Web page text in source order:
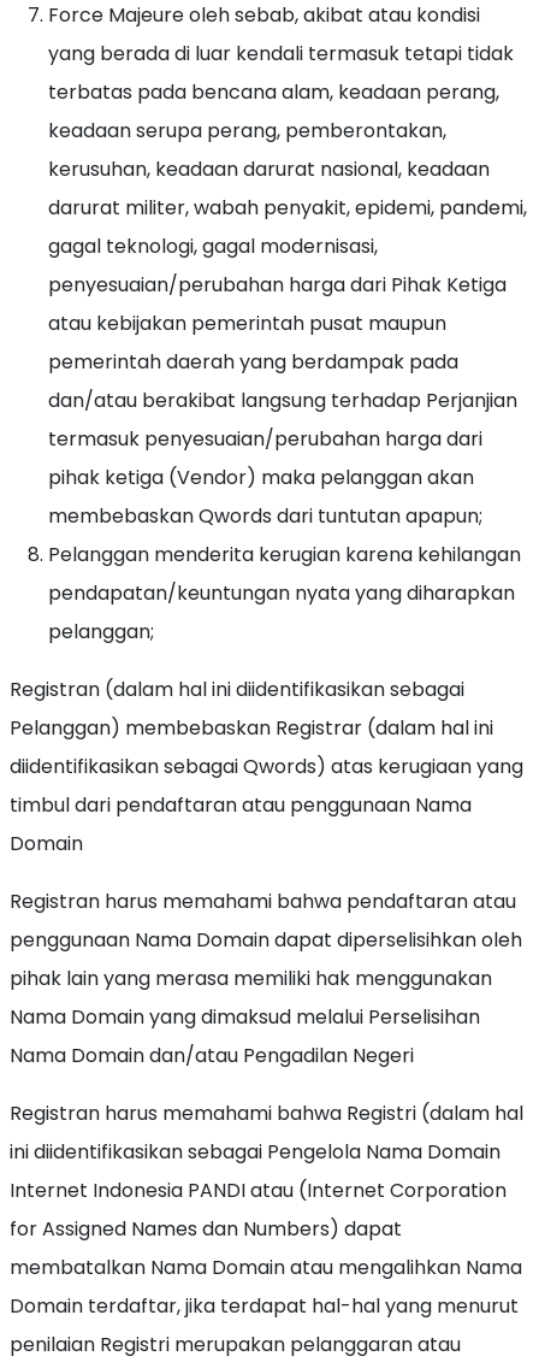
Force Majeure oleh sebab, akibat atau kondisi
yang berada di luar kendali termasuk tetapi tidak
terbatas pada bencana alam, keadaan perang,
keadaan serupa perang, pemberontakan,
kerusuhan, keadaan darurat nasional, keadaan
darurat militer, wabah penyakit, epidemi, pandemi,
gagal teknologi, gagal modernisasi,
penyesuaian/perubahan harga dari Pihak Ketiga
atau kebijakan pemerintah pusat maupun
pemerintah daerah yang berdampak pada
dan/atau berakibat langsung terhadap Perjanjian
termasuk penyesuaian/perubahan harga dari
pihak ketiga (Vendor) maka pelanggan akan
membebaskan Qwords dari tuntutan apapun;
Pelanggan menderita kerugian karena kehilangan
pendapatan/keuntungan nyata yang diharapkan
pelanggan;
Registran (dalam hal ini diidentifikasikan sebagai
Pelanggan) membebaskan Registrar (dalam hal ini
diidentifikasikan sebagai Qwords) atas kerugiaan yang
timbul dari pendaftaran atau penggunaan Nama
Domain
Registran harus memahami bahwa pendaftaran atau
penggunaan Nama Domain dapat diperselisihkan oleh
pihak lain yang merasa memiliki hak menggunakan
Nama Domain yang dimaksud melalui Perselisihan
Nama Domain dan/atau Pengadilan Negeri
Registran harus memahami bahwa Registri (dalam hal
ini diidentifikasikan sebagai Pengelola Nama Domain
Internet Indonesia PANDI atau (Internet Corporation
for Assigned Names dan Numbers) dapat
membatalkan Nama Domain atau mengalihkan Nama
Domain terdaftar, jika terdapat hal-hal yang menurut
penilaian Registri merupakan pelanggaran atau